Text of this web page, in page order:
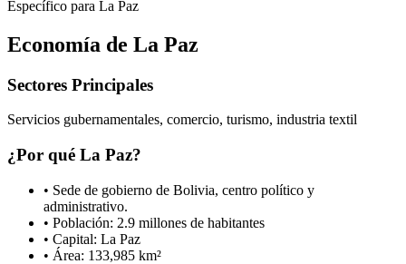
Específico para La Paz
Economía de La Paz
Sectores Principales
Servicios gubernamentales, comercio, turismo, industria textil
¿Por qué La Paz?
• Sede de gobierno de Bolivia, centro político y
administrativo.
• Población: 2.9 millones de habitantes
• Capital: La Paz
• Área: 133,985 km²